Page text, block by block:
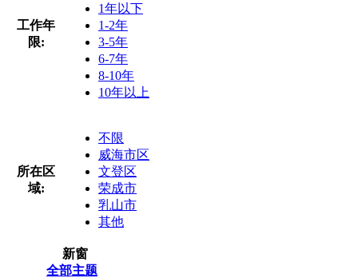
工作年
限:
1年以下
1-2年
3-5年
6-7年
8-10年
10年以上
所在区
域:
不限
威海市区
文登区
荣成市
乳山市
其他
新窗
全部主题